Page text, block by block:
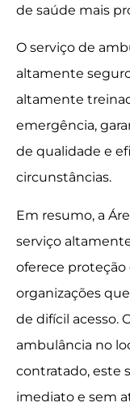
de saúde mais
O serviço de
altamente
altamente
emergência,
de qualidade e
circunstâncias.
Em resumo, a
serviço
oferece proteção
organizações
de difícil acesso.
ambulância no
contratado, este
imediato e sem